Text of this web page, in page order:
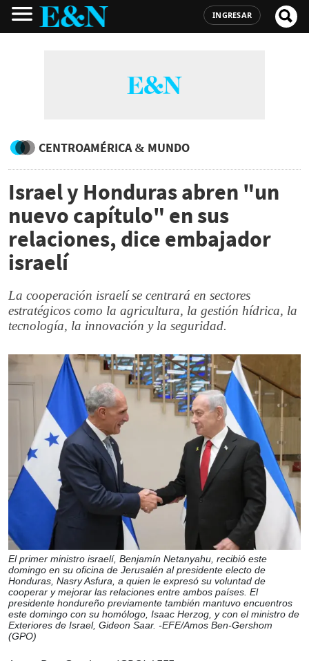
INGRESAR
CENTROAMÉRICA & MUNDO
Israel y Honduras abren "un
nuevo capítulo" en sus
relaciones, dice embajador
israelí
La cooperación israelí se centrará en sectores
estratégicos como la agricultura, la gestión hídrica, la
tecnología, la innovación y la seguridad.
El primer ministro israelí, Benjamín Netanyahu, recibió este
domingo en su oficina de Jerusalén al presidente electo de
Honduras, Nasry Asfura, a quien le expresó su voluntad de
cooperar y mejorar las relaciones entre ambos países. El
presidente hondureño previamente también mantuvo encuentros
este domingo con su homólogo, Isaac Herzog, y con el ministro de
Exteriores de Israel, Gideon Saar. -EFE/Amos Ben-Gershom
(GPO)